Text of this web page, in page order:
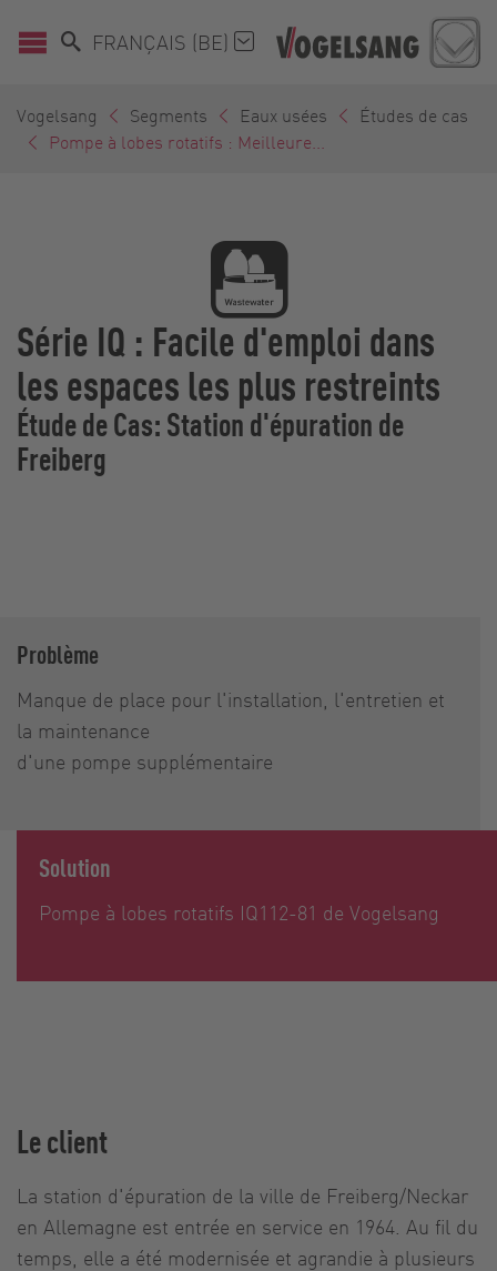
FRANÇAIS (BE)
Vogelsang Segments Eaux usées
Études de cas
Pompe à lobes rotatifs : Meilleure...
Série IQ : Facile d'emploi dans
les espaces les plus restreints
Étude de Cas: Station d'épuration de
Freiberg
Problème
Manque de place pour l'installation, l'entretien et
la maintenance
d'une pompe supplémentaire
Solution
Pompe à lobes rotatifs IQ112-81 de Vogelsang
Le client
La station d'épuration de la ville de Freiberg/Neckar
en Allemagne est entrée en service en 1964. Au fil du
temps, elle a été modernisée et agrandie à plusieurs